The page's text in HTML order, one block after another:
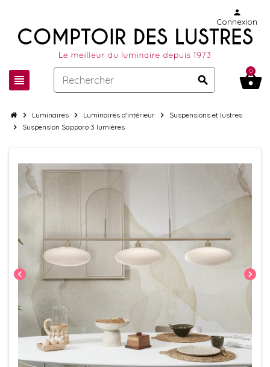
view_headline search
person
Connexion
shopping_basket
0
chevron_right Luminaires chevron_right Luminaires d'intérieur chevron_right Suspensions et lustres
chevron_right Suspension Sapporo 3 lumières
chevron_left chevron_right